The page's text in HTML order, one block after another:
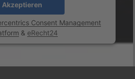
Akzeptieren
Consent Management
& eRecht24